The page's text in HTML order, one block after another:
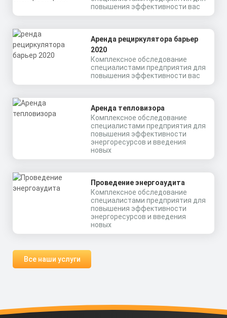
алюминиевый профиль
Скачать
КП
повышения эффективности вас
Аренда рециркулятора барьер
2020
Комплексное обследование
специалистами предприятия для
повышения эффективности вас
Аренда тепловизора
Комплексное обследование
специалистами предприятия для
повышения эффективности
энергоресурсов и введения
новых
Проведение энергоаудита
Комплексное обследование
специалистами предприятия для
повышения эффективности
энергоресурсов и введения
новых
Все наши услуги